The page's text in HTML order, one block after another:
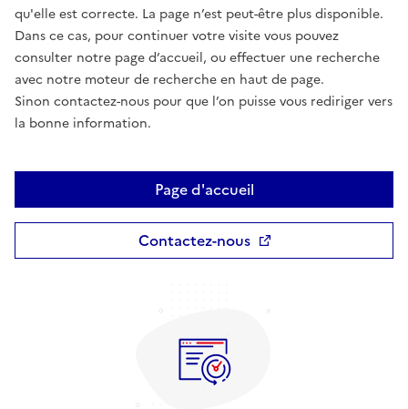
qu'elle est correcte. La page n’est peut-être plus disponible.
Dans ce cas, pour continuer votre visite vous pouvez
consulter notre page d’accueil, ou effectuer une recherche
avec notre moteur de recherche en haut de page.
Sinon contactez-nous pour que l’on puisse vous rediriger vers
la bonne information.
Page d'accueil
Contactez-nous